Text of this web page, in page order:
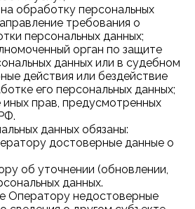
обработку персональных
требования о
персональных данных;
орган по защите
данных или в судебном
действия или бездействие
его персональных данных;
прав, предусмотренных
данных обязаны:
достоверные данные о
об уточнении (обновлении,
данных.
Оператору недостоверные